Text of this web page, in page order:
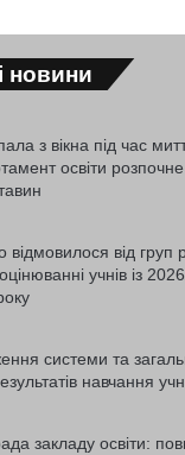
новини
з вікна під час
освіти
від груп
учнів із
системи та
навчання
закладу освіти: